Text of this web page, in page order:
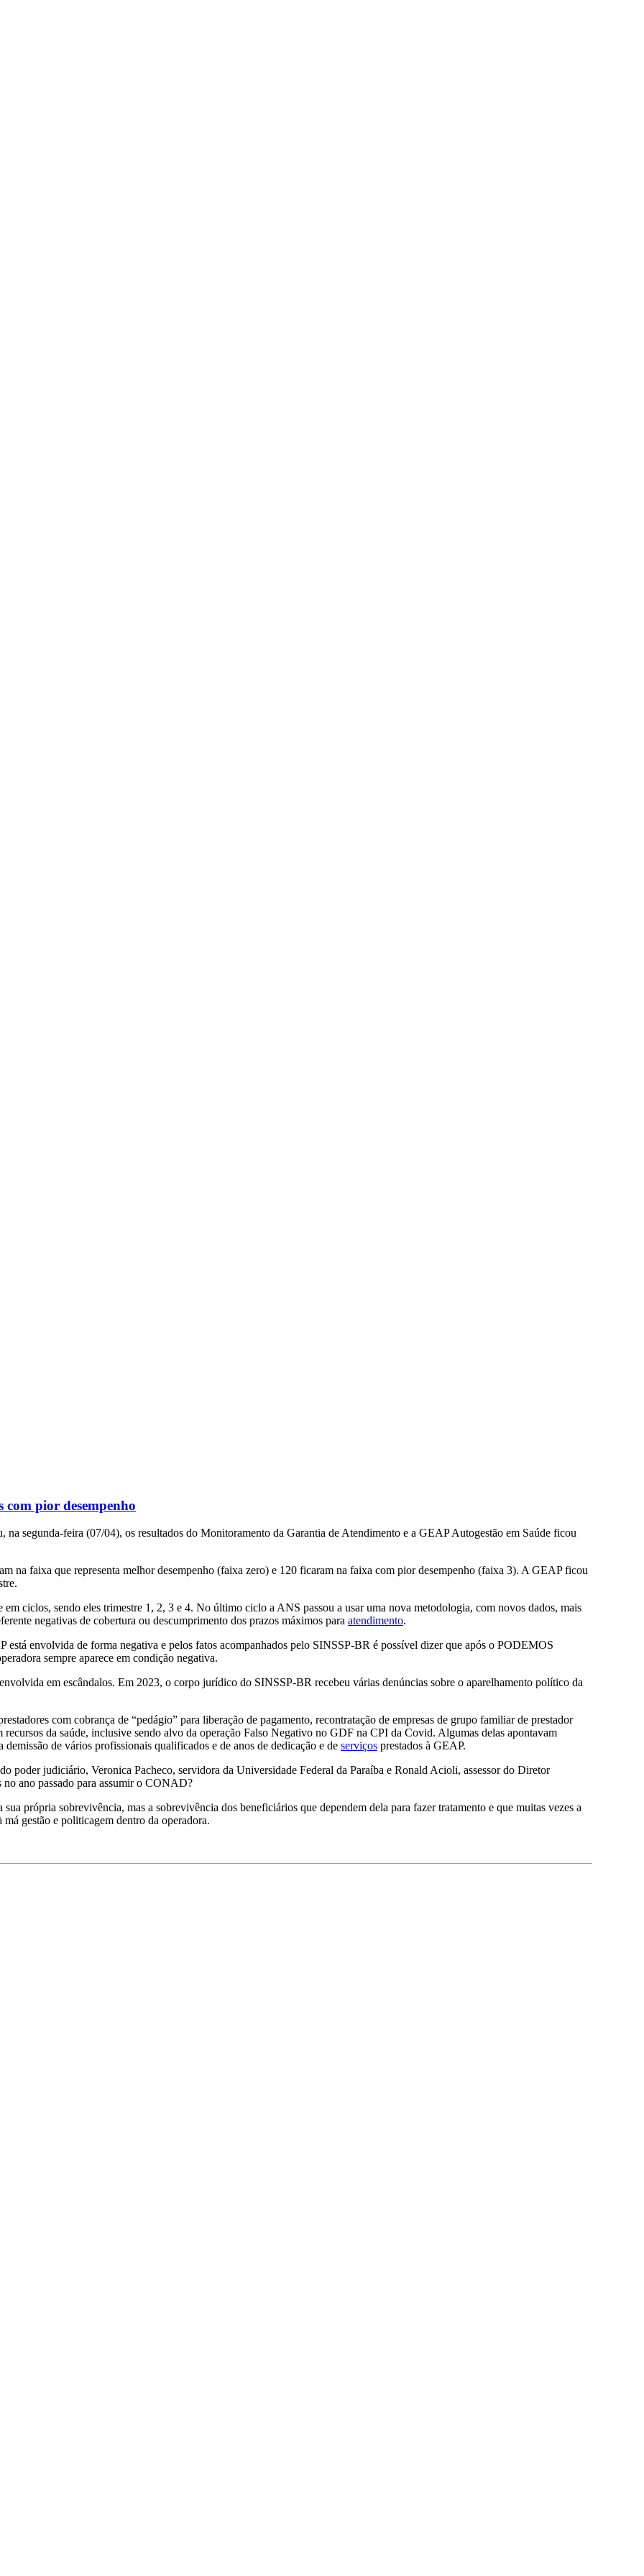
pior desempenho
segunda-feira (07/04), os resultados do Monitoramento da Garantia de Atendimento e a GEAP Autogestão em Saúde ficou
na faixa que representa melhor desempenho (faixa zero) e 120 ficaram na faixa com pior desempenho (faixa 3). A GEAP ficou
em ciclos, sendo eles trimestre 1, 2, 3 e 4. No último ciclo a ANS passou a usar uma nova metodologia, com novos dados, mais
negativas de cobertura ou descumprimento dos prazos máximos para atendimento.
está envolvida de forma negativa e pelos fatos acompanhados pelo SINSSP-BR é possível dizer que após o PODEMOS
sempre aparece em condição negativa.
em escândalos. Em 2023, o corpo jurídico do SINSSP-BR recebeu várias denúncias sobre o aparelhamento político da
com cobrança de “pedágio” para liberação de pagamento, recontratação de empresas de grupo familiar de prestador
da saúde, inclusive sendo alvo da operação Falso Negativo no GDF na CPI da Covid. Algumas delas apontavam
de vários profissionais qualificados e de anos de dedicação e de serviços prestados à GEAP.
poder judiciário, Veronica Pacheco, servidora da Universidade Federal da Paraíba e Ronald Acioli, assessor do Diretor
ano passado para assumir o CONAD?
própria sobrevivência, mas a sobrevivência dos beneficiários que dependem dela para fazer tratamento e que muitas vezes a
gestão e politicagem dentro da operadora.